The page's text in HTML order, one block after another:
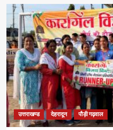
उत्तराखण्ड देहरादून पौड़ी गढ़वाल